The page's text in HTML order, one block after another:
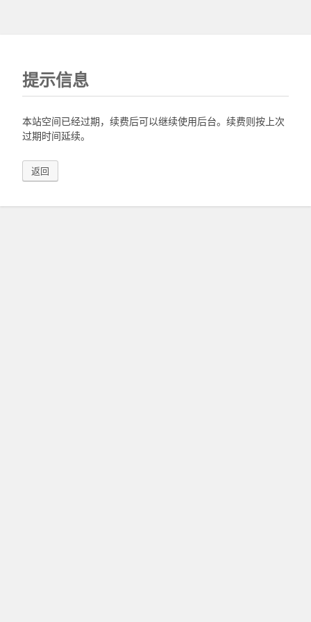
提示信息
本站空间已经过期，续费后可以继续使用后台。续费则按上次
过期时间延续。
返回